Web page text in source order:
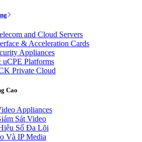
and Cloud Servers
& Acceleration Cards
Appliances
Platforms
Private Cloud
Cao
Appliances
Sát Video
Số Đa Lõi
Và IP Media